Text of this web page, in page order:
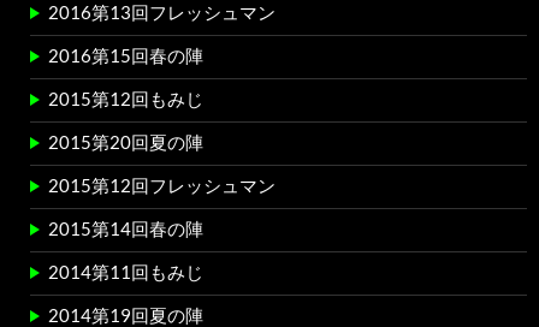
2016第13回フレッシュマン
2016第15回春の陣
2015第12回もみじ
2015第20回夏の陣
2015第12回フレッシュマン
2015第14回春の陣
2014第11回もみじ
2014第19回夏の陣